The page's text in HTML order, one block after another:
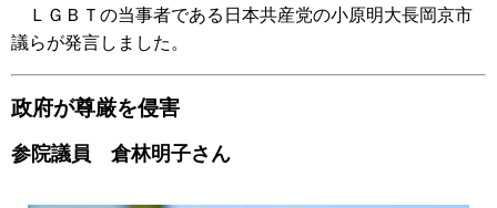
ＬＧＢＴの当事者である日本共産党の小原明大長岡京市
議らが発言しました。
政府が尊厳を侵害
参院議員 倉林明子さん